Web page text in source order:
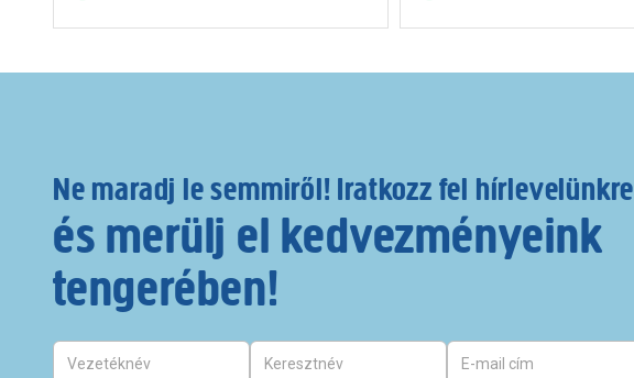
Ne maradj le semmiről! Iratkozz fel hírlevelünkre
és merülj el kedvezményeink
tengerében!